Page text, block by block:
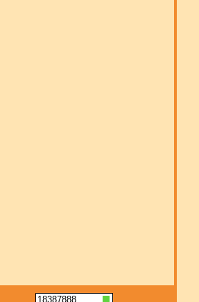
18387888